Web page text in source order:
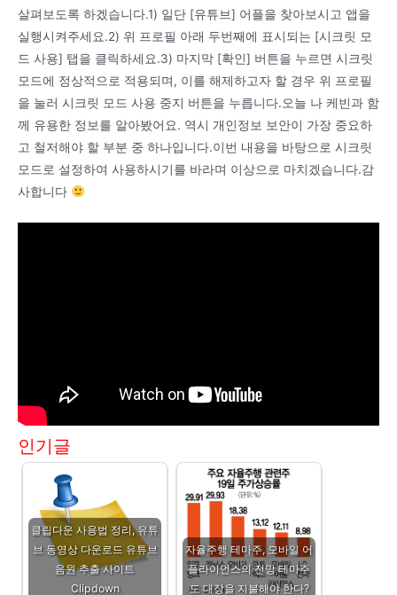
살펴보도록 하겠습니다.1) 일단 [유튜브] 어플을 찾아보시고 앱을
실행시켜주세요.2) 위 프로필 아래 두번째에 표시되는 [시크릿 모
드 사용] 탭을 클릭하세요.3) 마지막 [확인] 버튼을 누르면 시크릿
모드에 정상적으로 적용되며, 이를 해제하고자 할 경우 위 프로필
을 눌러 시크릿 모드 사용 중지 버튼을 누릅니다.오늘 나 케빈과 함
께 유용한 정보를 알아봤어요. 역시 개인정보 보안이 가장 중요하
고 철저해야 할 부분 중 하나입니다.이번 내용을 바탕으로 시크릿
모드로 설정하여 사용하시기를 바라며 이상으로 마치겠습니다.감
사합니다
인기글
클립다운 사용법 정리, 유튜
브 동영상 다운로드 유튜브
음원 추출 사이트
Clipdown
자율주행 테마주, 모바일 어
플라이언스의 전망 테마주
도 대장을 지불해야 한다?